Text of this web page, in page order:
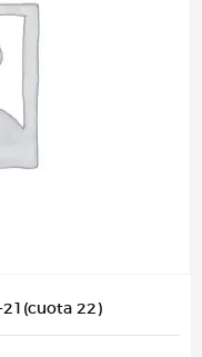
21(cuota 22)